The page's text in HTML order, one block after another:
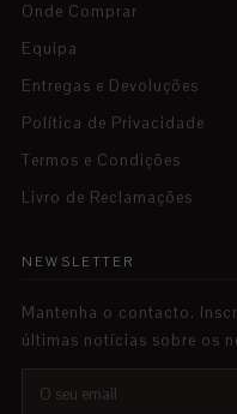
Onde Comprar
Equipa
Entregas e Devoluções
Política de Privacidade
Termos e Condições
Livro de Reclamações
NEWSLETTER
Mantenha o contacto.
últimas notícias sobre os